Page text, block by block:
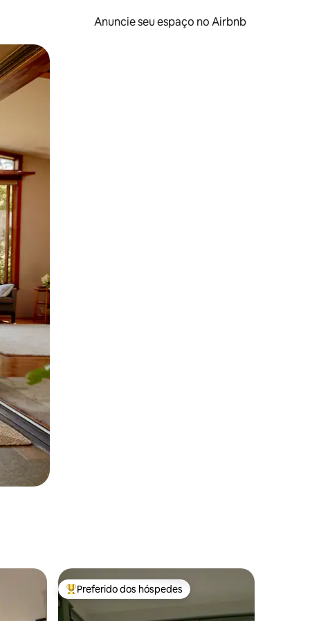
Anuncie seu espaço no Airbnb
o dedo na tela.
hóspedes Entre os melhores preferidos dos hóspedes
Preferido dos hóspedes